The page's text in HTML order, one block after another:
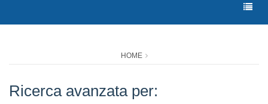
HOME
Ricerca avanzata per: